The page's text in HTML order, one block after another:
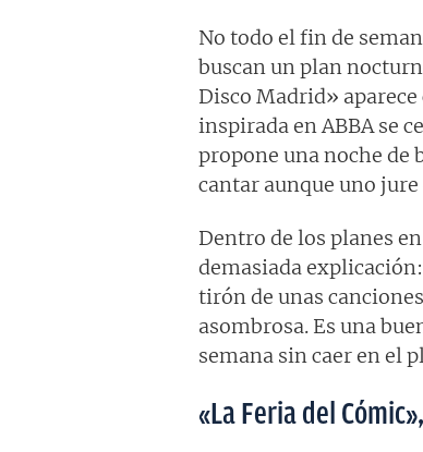
No todo el fin de
buscan un plan
Disco Madrid»
inspirada en ABBA se
propone una noche
cantar aunque uno jure
Dentro de los planes
demasiada
tirón de unas
asombrosa. Es una
semana sin caer en el
«La Feria del